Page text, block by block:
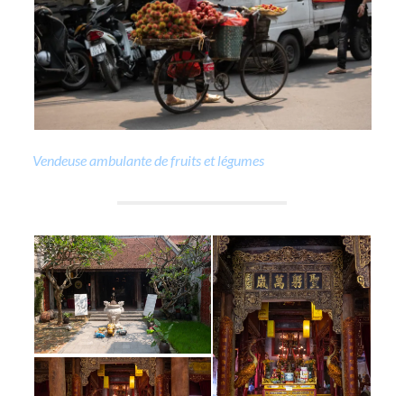
Vendeuse ambulante de fruits et légumes